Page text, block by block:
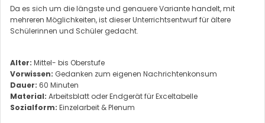
Da es sich um die längste und genauere Variante handelt, mit
mehreren Möglichkeiten, ist dieser Unterrichtsentwurf für ältere
Schülerinnen und Schüler gedacht.
Alter: Mittel- bis Oberstufe
Vorwissen: Gedanken zum eigenen Nachrichtenkonsum
Dauer: 60 Minuten
Material: Arbeitsblatt oder Endgerät für Exceltabelle
Sozialform: Einzelarbeit & Plenum